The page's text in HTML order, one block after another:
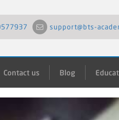
support@bts-
Contact us Blog